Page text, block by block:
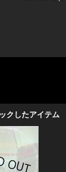
クしたアイテム